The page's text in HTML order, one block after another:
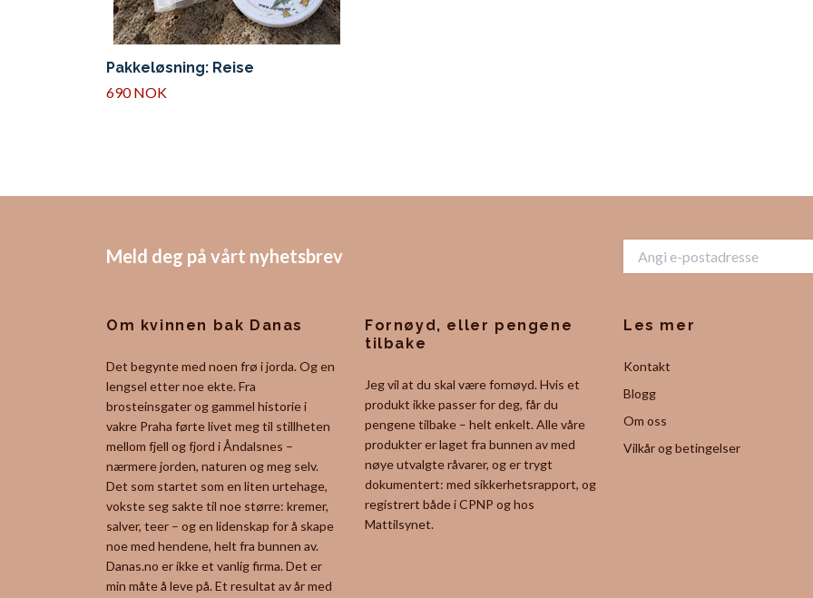
Pakkeløsning: Reise
690 NOK
Meld deg på vårt nyhetsbrev
Om kvinnen bak Danas
Det begynte med noen frø i jorda. Og en
lengsel etter noe ekte. Fra
brosteinsgater og gammel historie i
vakre Praha førte livet meg til stillheten
mellom fjell og fjord i Åndalsnes –
nærmere jorden, naturen og meg selv.
Det som startet som en liten urtehage,
vokste seg sakte til noe større: kremer,
salver, teer – og en lidenskap for å skape
noe med hendene, helt fra bunnen av.
Danas.no er ikke et vanlig firma. Det er
min måte å leve på. Et resultat av år med
Fornøyd, eller pengene
tilbake
Jeg vil at du skal være fornøyd. Hvis et
produkt ikke passer for deg, får du
pengene tilbake – helt enkelt. Alle våre
produkter er laget fra bunnen av med
nøye utvalgte råvarer, og er trygt
dokumentert: med sikkerhetsrapport, og
registrert både i CPNP og hos
Mattilsynet.
Les mer
Kontakt
Blogg
Om oss
Vilkår og betingelser